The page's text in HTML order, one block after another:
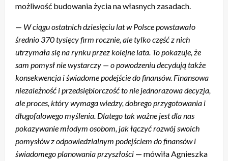
możliwość budowania życia na własnych zasadach.
— W ciągu ostatnich dziesięciu lat w Polsce powstawało
średnio 370 tysięcy firm rocznie, ale tylko część z nich
utrzymała się na rynku przez kolejne lata. To pokazuje, że
sam pomysł nie wystarczy — o powodzeniu decydują także
konsekwencja i świadome podejście do finansów. Finansowa
niezależność i przedsiębiorczość to nie jednorazowa decyzja,
ale proces, który wymaga wiedzy, dobrego przygotowania i
długofalowego myślenia. Dlatego tak ważne jest dla nas
pokazywanie młodym osobom, jak łączyć rozwój swoich
pomysłów z odpowiedzialnym podejściem do finansów i
świadomego planowania przyszłości — mówiła Agnieszka